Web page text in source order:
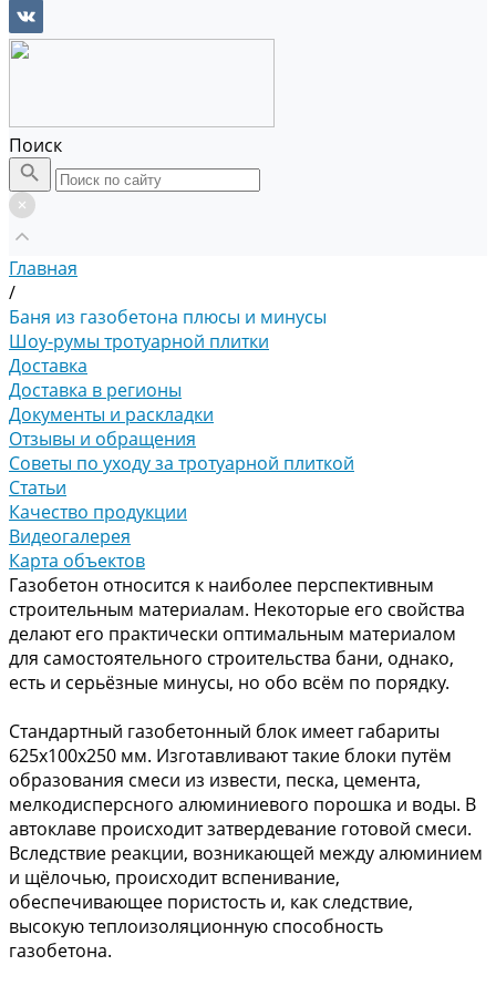
Поиск
Главная
/
Баня из газобетона плюсы и минусы
Шоу-румы тротуарной плитки
Доставка
Доставка в регионы
Документы и раскладки
Отзывы и обращения
Советы по уходу за тротуарной плиткой
Статьи
Качество продукции
Видеогалерея
Карта объектов
Газобетон относится к наиболее перспективным
строительным материалам. Некоторые его свойства
делают его практически оптимальным материалом
для самостоятельного строительства бани, однако,
есть и серьёзные минусы, но обо всём по порядку.
Стандартный газобетонный блок имеет габариты
625х100х250 мм. Изготавливают такие блоки путём
образования смеси из извести, песка, цемента,
мелкодисперсного алюминиевого порошка и воды. В
автоклаве происходит затвердевание готовой смеси.
Вследствие реакции, возникающей между алюминием
и щёлочью, происходит вспенивание,
обеспечивающее пористость и, как следствие,
высокую теплоизоляционную способность
газобетона.